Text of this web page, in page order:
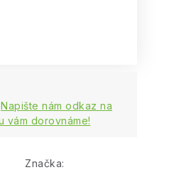
Napište nám odkaz na
vám dorovnáme!
Značka: